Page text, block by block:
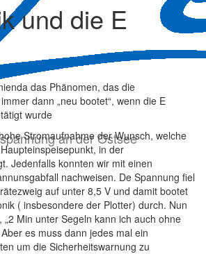
an der Ostsee
und die E
das Phänomen, das die
dann „neu bootet“, wenn die E
wurde
Stromaufnahme der Wunsch, welche
in der
Jedenfalls konnten wir mit einen
nachweisen. De Spannung fiel
auf unter 8,5 V und damit bootet
( insbesondere der Plotter) durch. Nun
Min unter Segeln kann ich auch ohne
es muss dann jedes mal ein
um die Sicherheitswarnung zu